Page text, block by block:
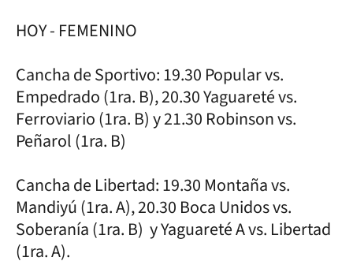
HOY - FEMENINO
Cancha de Sportivo: 19.30 Popular vs.
Empedrado (1ra. B), 20.30 Yaguareté vs.
Ferroviario (1ra. B) y 21.30 Robinson vs.
Peñarol (1ra. B)
Cancha de Libertad: 19.30 Montaña vs.
Mandiyú (1ra. A), 20.30 Boca Unidos vs.
Soberanía (1ra. B) y Yaguareté A vs. Libertad
(1ra. A).